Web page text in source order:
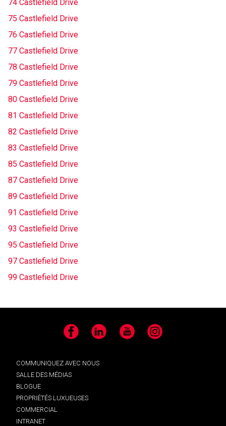
74 Castlefield Drive
75 Castlefield Drive
76 Castlefield Drive
77 Castlefield Drive
78 Castlefield Drive
79 Castlefield Drive
80 Castlefield Drive
81 Castlefield Drive
82 Castlefield Drive
83 Castlefield Drive
85 Castlefield Drive
87 Castlefield Drive
89 Castlefield Drive
91 Castlefield Drive
93 Castlefield Drive
95 Castlefield Drive
97 Castlefield Drive
99 Castlefield Drive
Facebook LinkedIn YouTube Instagram
COMMUNIQUEZ AVEC NOUS
SALLE DES MÉDIAS
BLOGUE
PROPRIÉTÉS LUXUEUSES
COMMERCIAL
INTRANET